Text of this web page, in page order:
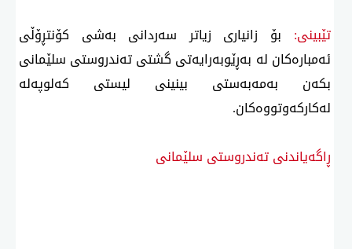
تێبینی: بۆ زانیاری زیاتر سەردانی بەشی كۆنتڕۆڵی
ئەمبارەكان لە بەڕێوبەرایەتی گشتی تەندروستی سلێمانی
بكەن بەمەبەستی بینینی لیستی كەلوپەلە
لەكاركەوتووەكان.
ڕاگەیاندنی تەندروستی سلێمانی